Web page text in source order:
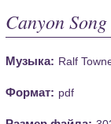
Canyon Song
Музыка: Ralf
Формат: pdf